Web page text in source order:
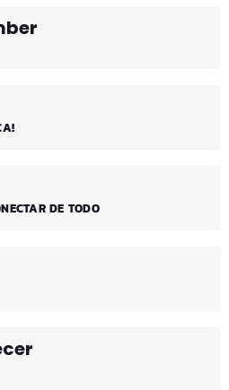
fines de semana!
DE TODO